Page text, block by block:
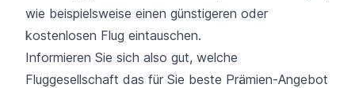
wie beispielsweise einen günstigeren oder
kostenlosen Flug eintauschen.
Informieren Sie sich also gut, welche
Fluggesellschaft das für Sie beste Prämien-Angebot